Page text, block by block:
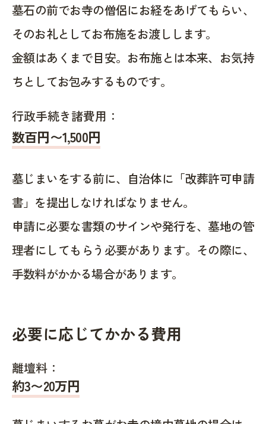
墓石の前でお寺の僧侶にお経をあげてもらい、
そのお礼としてお布施をお渡しします。
金額はあくまで目安。お布施とは本来、お気持
ちとしてお包みするものです。
行政手続き諸費用：
数百円〜1,500円
墓じまいをする前に、自治体に「改葬許可申請
書」を提出しなければなりません。
申請に必要な書類のサインや発行を、墓地の管
理者にしてもらう必要があります。その際に、
手数料がかかる場合があります。
必要に応じてかかる費用
離壇料：
約3〜20万円